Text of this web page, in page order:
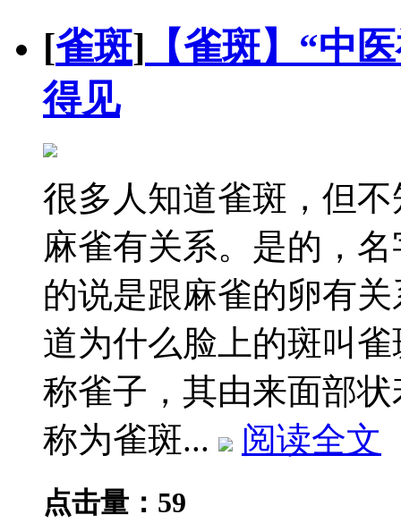
[雀斑] 【雀斑】“中
得见
很多人知道雀斑，但
麻雀有关系。是的，
的说是跟麻雀的卵有
道为什么脸上的斑叫
称雀子，其由来面部
称为雀斑...
阅读全文
点击量：59